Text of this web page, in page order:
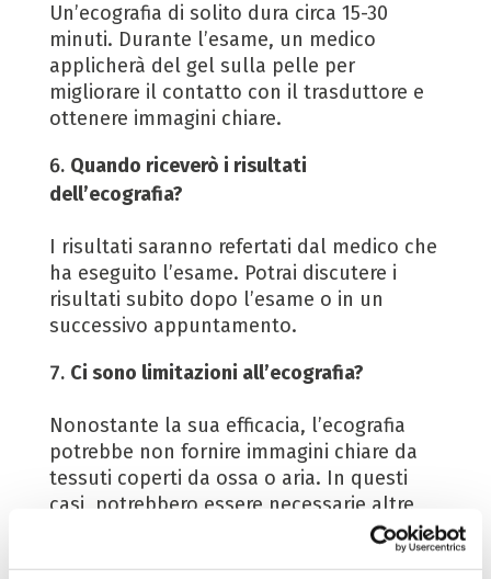
Un’ecografia di solito dura circa 15-30
minuti. Durante l’esame, un medico
applicherà del gel sulla pelle per
migliorare il contatto con il trasduttore e
ottenere immagini chiare.
Quando riceverò i risultati
dell’ecografia?
I risultati saranno refertati dal medico che
ha eseguito l’esame. Potrai discutere i
risultati subito dopo l’esame o in un
successivo appuntamento.
Ci sono limitazioni all’ecografia?
Nonostante la sua efficacia, l’ecografia
potrebbe non fornire immagini chiare da
tessuti coperti da ossa o aria. In questi
casi, potrebbero essere necessarie altre